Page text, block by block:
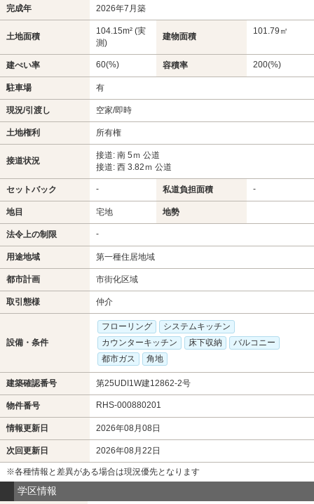
完成年 2026年7月築
土地面積
104.15m² (実
測)
建物面積
101.79㎡
建ぺい率 60(%) 容積率 200(%)
駐車場 有
現況/引渡し 空家/即時
土地権利 所有権
接道状況
接道: 南 5ｍ 公道
接道: 西 3.82ｍ 公道
セットバック - 私道負担面積 -
地目 宅地 地勢
法令上の制限 -
用途地域 第一種住居地域
都市計画 市街化区域
取引態様 仲介
設備・条件
フローリング
システムキッチン
カウンターキッチン
床下収納
バルコニー
都市ガス
角地
建築確認番号 第25UDI1W建12862-2号
物件番号 RHS-000880201
情報更新日 2026年08月08日
次回更新日 2026年08月22日
※各種情報と差異がある場合は現況優先となります
学区情報